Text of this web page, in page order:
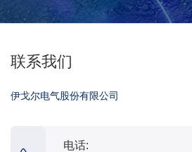
下载中心
联系我们
伊戈尔电气股份有限公司
电话: